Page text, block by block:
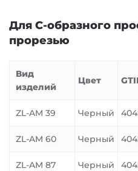
Для С-образного
прорезью
Вид
изделий
Цвет
ZL-AM 39 Черный
ZL-AM 60 Черный
ZL-AM 87 Черный